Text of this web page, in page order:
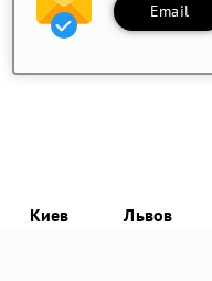
Email
Киев Львов